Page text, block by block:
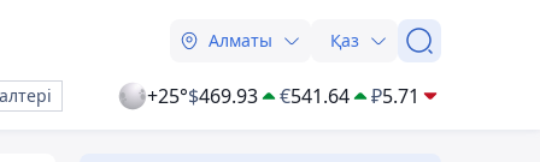
Алматы Қаз
+25°$469.93 €541.64 ₽5.71